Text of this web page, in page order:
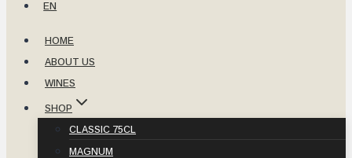
EN
HOME
ABOUT US
WINES
SHOP
CLASSIC 75CL
MAGNUM